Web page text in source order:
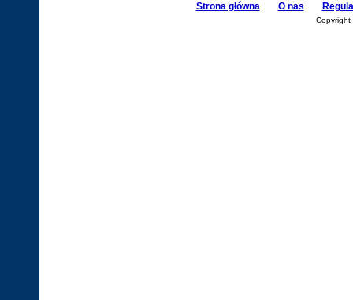
Strona główna O nas
Copyright